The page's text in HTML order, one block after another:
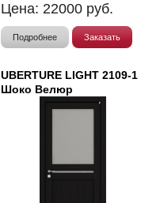
Цена: 22000 руб.
Подробнее Заказать
UBERTURE LIGHT 2109-1
Шоко Велюр